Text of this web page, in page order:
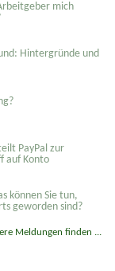
mich
Hintergründe und
PayPal zur
auf Konto
können Sie tun,
geworden sind?
Meldungen finden ...